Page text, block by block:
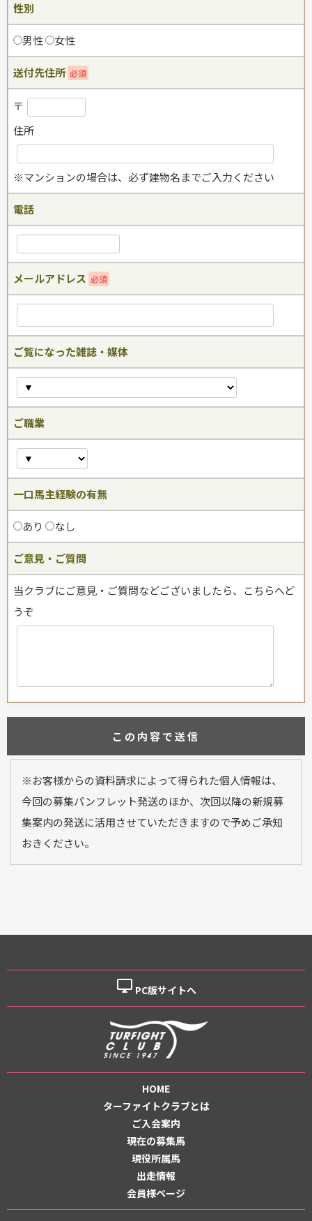
性別
男性 女性
送付先住所 必須
〒
住所
※マンションの場合は、必ず建物名までご入力ください
電話
メールアドレス 必須
ご覧になった雑誌・媒体
ご職業
一口馬主経験の有無
あり なし
ご意見・ご質問
当クラブにご意見・ご質問などございましたら、こちらへど
うぞ
※お客様からの資料請求によって得られた個人情報は、
今回の募集パンフレット発送のほか、次回以降の新規募
集案内の発送に活用させていただきますので予めご承知
おきください。
desktop_windows PC版サイトへ
HOME
ターファイトクラブとは
ご入会案内
現在の募集馬
現役所属馬
出走情報
会員様ページ